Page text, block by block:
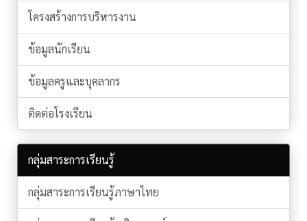
โครงสร้างการบริหารงาน
ข้อมูลนักเรียน
ข้อมูลครูและบุคลากร
ติดต่อโรงเรียน
กลุ่มสาระการเรียนรู้
กลุ่มสาระการเรียนรู้ภาษาไทย